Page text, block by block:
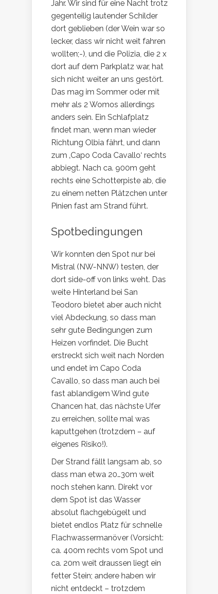
Jahr. Wir sind für eine Nacht trotz
gegenteilig lautender Schilder
dort geblieben (der Wein war so
lecker, dass wir nicht weit fahren
wollten;-), und die Polizia, die 2 x
dort auf dem Parkplatz war, hat
sich nicht weiter an uns gestört.
Das mag im Sommer oder mit
mehr als 2 Womos allerdings
anders sein. Ein Schlafplatz
findet man, wenn man wieder
Richtung Olbia fährt, und dann
zum ‚Capo Coda Cavallo‘ rechts
abbiegt. Nach ca. 900m geht
rechts eine Schotterpiste ab, die
zu einem netten Plätzchen unter
Pinien fast am Strand führt.
Spotbedingungen
Wir konnten den Spot nur bei
Mistral (NW-NNW) testen, der
dort side-off von links weht. Das
weite Hinterland bei San
Teodoro bietet aber auch nicht
viel Abdeckung, so dass man
sehr gute Bedingungen zum
Heizen vorfindet. Die Bucht
erstreckt sich weit nach Norden
und endet im Capo Coda
Cavallo, so dass man auch bei
fast ablandigem Wind gute
Chancen hat, das nächste Ufer
zu erreichen, sollte mal was
kaputtgehen (trotzdem – auf
eigenes Risiko!).
Der Strand fällt langsam ab, so
dass man etwa 20…30m weit
noch stehen kann. Direkt vor
dem Spot ist das Wasser
absolut flachgebügelt und
bietet endlos Platz für schnelle
Flachwassermanöver (Vorsicht:
ca. 400m rechts vom Spot und
ca. 20m weit draussen liegt ein
fetter Stein; andere haben wir
nicht entdeckt – trotzdem